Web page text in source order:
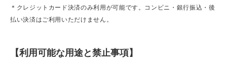
＊クレジットカード決済のみ利用が可能です。コンビニ・銀行振込・後
払い決済はご利用いただけません。
【利用可能な用途と禁止事項】